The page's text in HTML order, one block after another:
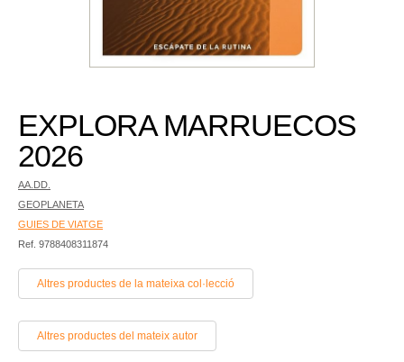
EXPLORA MARRUECOS
2026
AA.DD.
GEOPLANETA
GUIES DE VIATGE
Ref. 9788408311874
Altres productes de la mateixa col·lecció
Altres productes del mateix autor